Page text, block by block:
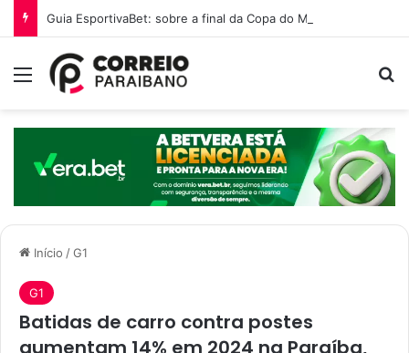
Guia EsportivaBet: sobre a final da Copa do Mundo 2026
Menu
Início /G1
G1
Batidas de carro contra postes
aumentam 14% em 2024 na Paraíba,